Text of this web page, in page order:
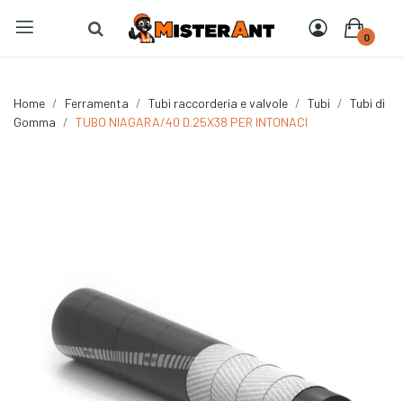
0
Home Ferramenta Tubi raccorderia e valvole Tubi
Tubi di
Gomma
TUBO NIAGARA/40 D.25X38 PER INTONACI